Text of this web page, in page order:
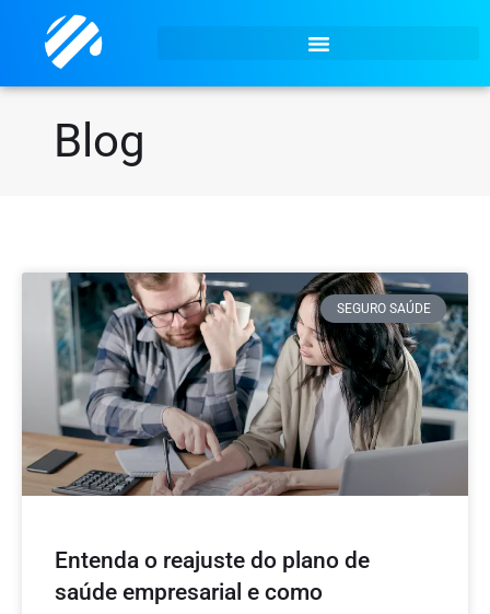
Blog
SEGURO SAÚDE
Entenda o reajuste do plano de
saúde empresarial e como